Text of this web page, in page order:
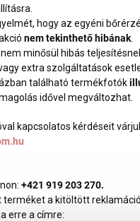
hogy az egyéni
nem tekinthető hibának
minősül hibás
extra szolgáltatások
található termékfotók
idővel megváltozhat.
kapcsolatos kérdéseit
+421 919 203 270.
terméket a kitöltött
erre a címre: